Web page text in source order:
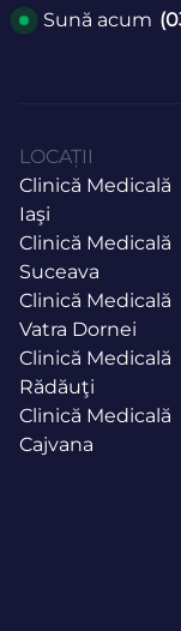
Sună acum
LOCAȚII
Clinică Medicală
Iaşi
Clinică Medicală
Suceava
Clinică Medicală
Vatra Dornei
Clinică Medicală
Rădăuţi
Clinică Medicală
Cajvana